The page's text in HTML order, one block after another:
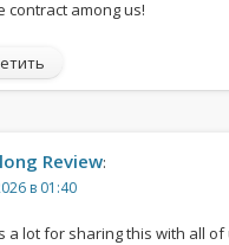
contract among us!
Review:
в 01:40
a lot for sharing this with all